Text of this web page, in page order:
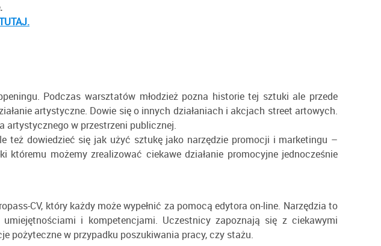
Podczas warsztatów młodzież pozna historie tej sztuki ale przede
artystyczne. Dowie się o innych działaniach i akcjach street artowych.
artystycznego w przestrzeni publicznej.
dowiedzieć się jak użyć sztukę jako narzędzie promocji i marketingu –
możemy zrealizować ciekawe działanie promocyjne jednocześnie
CV, który każdy może wypełnić za pomocą edytora on-line. Narzędzia to
i kompetencjami. Uczestnicy zapoznają się z ciekawymi
pożyteczne w przypadku poszukiwania pracy, czy stażu.